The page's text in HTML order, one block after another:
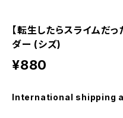
【転生したらスライムだ
ダー (シズ)
¥880
International shipping